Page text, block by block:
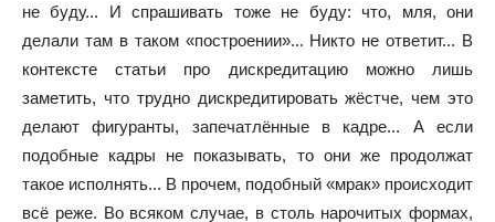
не буду... И спрашивать тоже не буду: что, мля, они
делали там в таком «построении»... Никто не ответит... В
контексте статьи про дискредитацию можно лишь
заметить, что трудно дискредитировать жёстче, чем это
делают фигуранты, запечатлённые в кадре... А если
подобные кадры не показывать, то они же продолжат
такое исполнять... В прочем, подобный «мрак» происходит
всё реже. Во всяком случае, в столь нарочитых формах,